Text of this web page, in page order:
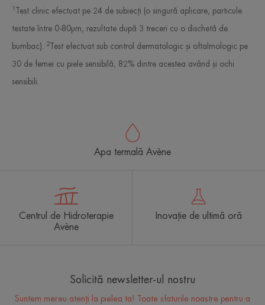
Test clinic efectuat pe 24 de subiecți (o singură aplicare, particule
testate între 0-80µm, rezultate după 3 treceri cu o dischetă de
bumbac). 2 Test efectuat sub control dermatologic și oftalmologic pe
30 de femei cu piele sensibilă, 82% dintre acestea având și ochi
sensibili.
Apa termală Avène
Centrul de Hidroterapie
Avène
Inovație de ultimă oră
Solicită newsletter-ul nostru
Suntem mereu atenți la pielea ta! Toate sfaturile noastre pentru a